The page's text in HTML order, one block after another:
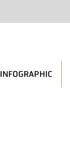
INFOGRAPHIC